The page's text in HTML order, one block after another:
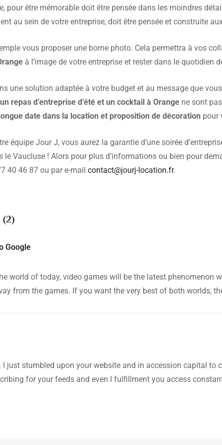
pour être mémorable doit être pensée dans les moindres
au sein de votre entreprise, doit être pensée et construite
vous proposer une borne photo. Cela permettra à vos
à l’image de votre entreprise et rester dans le quotidien
une solution adaptée à votre budget et au message que
un repas d’entreprise d’été et un cocktail à Orange ne sont
date dans la location et proposition de décoration pour
équipe Jour J, vous aurez la garantie d’une soirée
le Vaucluse ! Alors pour plus d’informations ou bien pour
40 46 87 ou par e-mailcontact@jourj-location.fr.
(2)
Google
world of today, video games will be the latest
from the games. If you want the very best of both worlds,
I just stumbled upon your website and in accession capital
for your feeds and even I fulfillment you access